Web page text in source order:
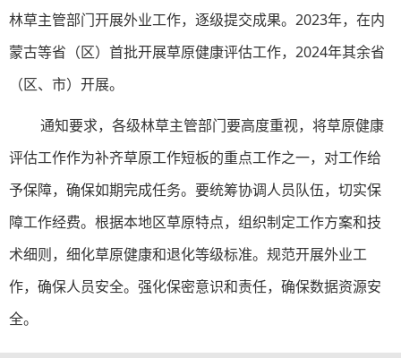
林草主管部门开展外业工作，逐级提交成果。2023年，在内
蒙古等省（区）首批开展草原健康评估工作，2024年其余省
（区、市）开展。
通知要求，各级林草主管部门要高度重视，将草原健康
评估工作作为补齐草原工作短板的重点工作之一，对工作给
予保障，确保如期完成任务。要统筹协调人员队伍，切实保
障工作经费。根据本地区草原特点，组织制定工作方案和技
术细则，细化草原健康和退化等级标准。规范开展外业工
作，确保人员安全。强化保密意识和责任，确保数据资源安
全。